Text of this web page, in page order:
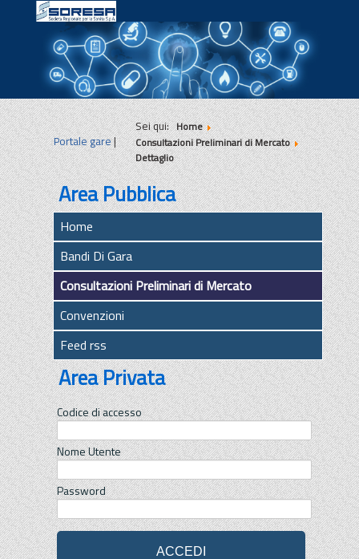
|||
Portale gare|
Sei qui:Home
Consultazioni Preliminari di Mercato
Dettaglio
Area Pubblica
Home
Bandi Di Gara
Consultazioni Preliminari di Mercato
Convenzioni
Feed rss
Area Privata
Codice di accesso
Nome Utente
Password